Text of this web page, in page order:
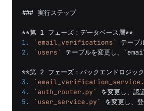
### 実行ステップ
**第 1 フェーズ：データベース層**
1.
`email_verifications`
2.
`users` テーブルを変更し、
**第 2 フェーズ：バックエンドロジッ
3.
4.
`auth_router.py`
5.
`user_service.py` を変更し、